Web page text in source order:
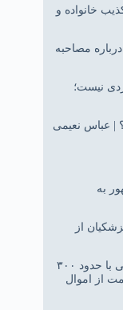
خانواده و
مصاحبه
نیست؛
| عباس نعیمی
به
از
رسیدگی به پرونده کلاهبرداری یک شرکت مهاجرتی با حدود ۳۰۰
تهران | شناسایی و توقیف ۲ همت از اموال